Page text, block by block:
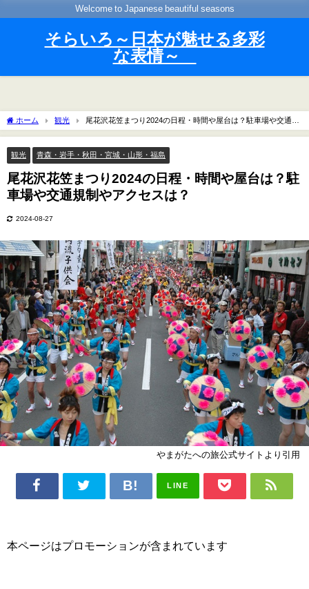
Welcome to Japanese beautiful seasons
そらいろ～日本が魅せる多彩
な表情～
ホーム 観光
尾花沢花笠まつり2024の日程・時間や屋台は？駐車場や交通規
制やアクセスは？
観光 青森・岩手・秋田・宮城・山形・福島
尾花沢花笠まつり2024の日程・時間や屋台は？駐
車場や交通規制やアクセスは？
2024-08-27
やまがたへの旅公式サイトより引用
LINE
本ページはプロモーションが含まれています